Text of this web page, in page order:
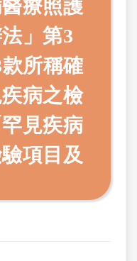
醫療照護
」第3
所稱確
病之檢
見疾病
項目及